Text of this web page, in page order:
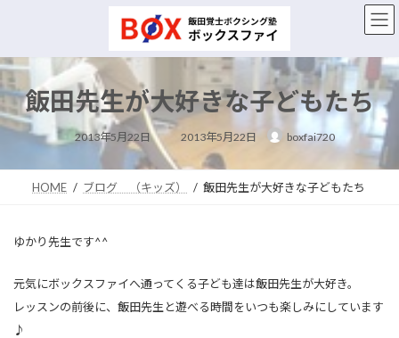
ン
ツ
へ
ス
キ
プ
ー
シ
ョ
ン
に
動
飯田先生が大好きな子どもたち
2013年5月22日
終
日
:
2013年5月22日 boxfai720
HOME ブログ （キッズ） 飯田先生が大好きな子どもたち
ゆかり先生です^^
元気にボックスファイへ通ってくる子ども達は飯田先生が大好き。
レッスンの前後に、飯田先生と遊べる時間をいつも楽しみにしています
♪